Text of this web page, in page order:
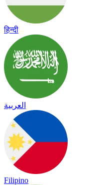
हिन्दी
العربية
Filipino